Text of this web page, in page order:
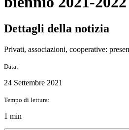
Dettagli della notizia
Privati, associazioni, cooperative:
Data:
24 Settembre 2021
Tempo di lettura:
1 min